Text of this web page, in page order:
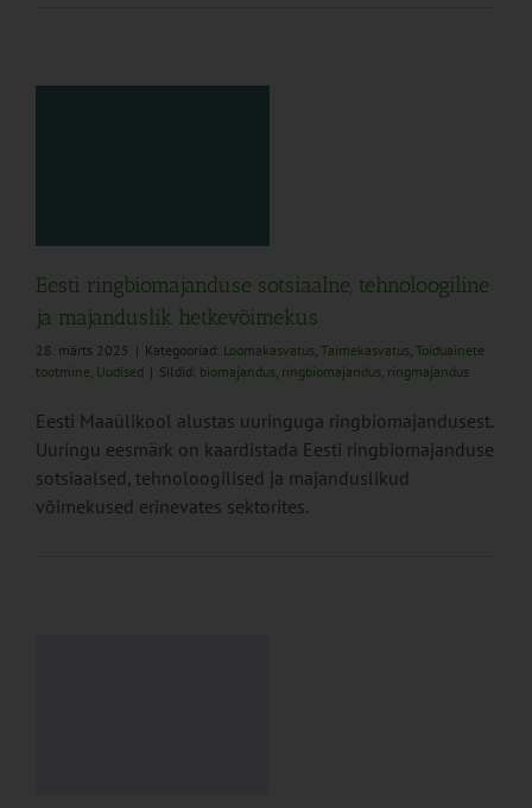
Eesti ringbiomajanduse sotsiaalne, tehnoloogiline
ja majanduslik hetkevõimekus
28. märts 2025 | Kategooriad: Loomakasvatus, Taimekasvatus, Toiduainete
tootmine, Uudised | Sildid: biomajandus, ringbiomajandus, ringmajandus
Eesti Maaülikool alustas uuringuga ringbiomajandusest.
Uuringu eesmärk on kaardistada Eesti ringbiomajanduse
sotsiaalsed, tehnoloogilised ja majanduslikud
võimekused erinevates sektorites.